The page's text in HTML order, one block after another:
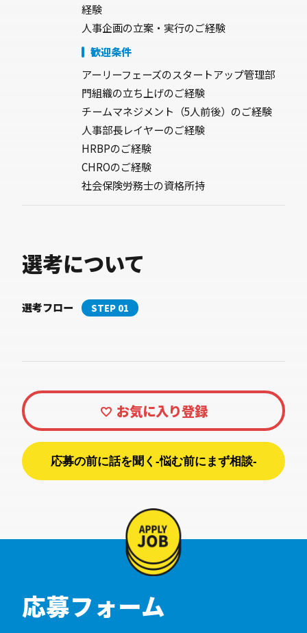
経験
歓迎条件
アーリーフェーズのスタートアップ管理部
門組織の立ち上げのご経験
チームマネジメント（5人前後）のご経験
人事部長レイヤーのご経験
HRBPのご経験
CHROのご経験
社会保険労務士の資格所持
選考について
選考フロー STEP 01
応募の前に話を聞く-悩む前にまず相談-
応募フォーム